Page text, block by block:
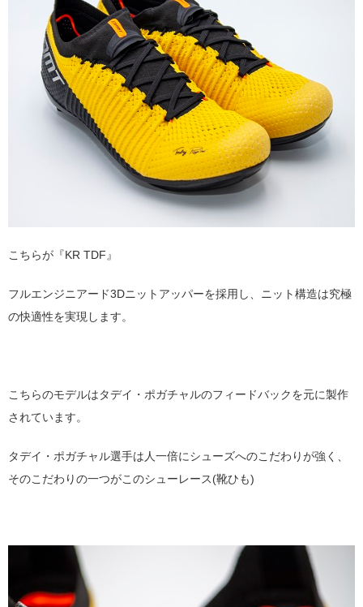
こちらが『KR TDF』
フルエンジニアード3Dニットアッパーを採用し、ニット構造は究極
の快適性を実現します。
こちらのモデルはタデイ・ポガチャルのフィードバックを元に製作
されています。
タデイ・ポガチャル選手は人一倍にシューズへのこだわりが強く、
そのこだわりの一つがこのシューレース(靴ひも)